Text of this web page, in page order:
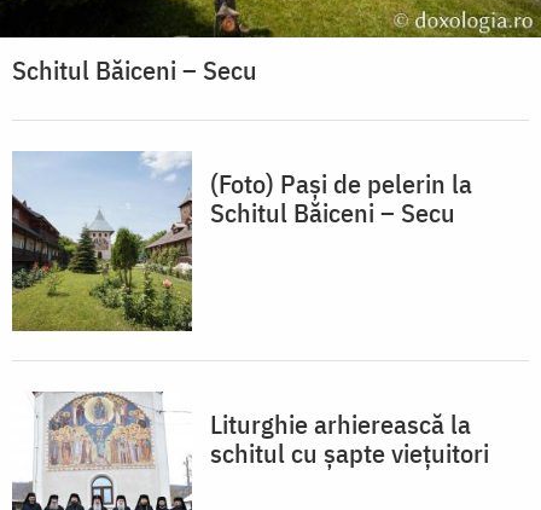
Schitul Băiceni – Secu
(Foto) Pași de pelerin la
Schitul Băiceni – Secu
Liturghie arhierească la
schitul cu șapte viețuitori